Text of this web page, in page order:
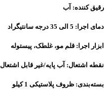
رقیق کننده: آب
دمای اجرا: 5 الی 35 درجه سانتیگراد
ابزار اجرا: قلم مو، غلطک، پیستوله
نقطه اشتعال: آب پایه/غیر قابل اشتعال
بسته‌بندی: ظروف پلاستیکی 1 کیلو